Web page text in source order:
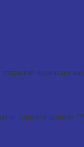
прокладке
горячим цинком